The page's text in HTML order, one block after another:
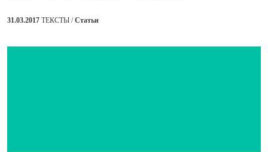
31.03.2017 ТЕКСТЫ /Статьи